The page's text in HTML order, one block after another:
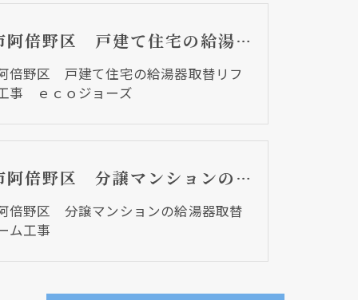
大阪市阿倍野区 戸建て住宅の給湯器取替リフォーム工事 ｅｃｏジョーズ
倍野区 戸建て住宅の給湯器取替リフ
事 ｅｃｏジョーズ
大阪市阿倍野区 分譲マンションの給湯器取替リフォーム工事
倍野区 分譲マンションの給湯器取替
ム工事